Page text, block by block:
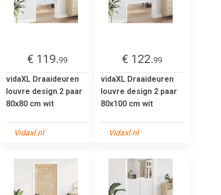
€ 119.99
vidaXL Draaideuren
louvre design 2 paar
80x80 cm wit
Vidaxl.nl
€ 122.99
vidaXL Draaideuren
louvre design 2 paar
80x100 cm wit
Vidaxl.nl